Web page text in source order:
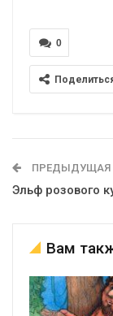
0
ПРЕДЫДУЩАЯ
Эльф розового
Вам